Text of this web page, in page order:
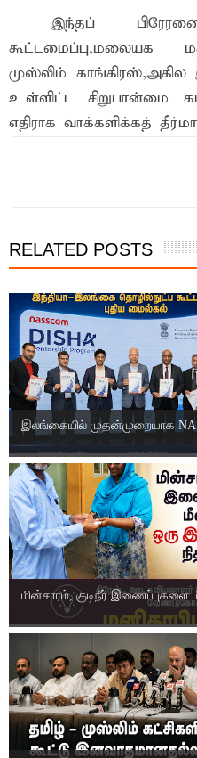
இந்தப்
கூட்டமைப்பு,மலையக
முஸ்லிம்
உள்ளிட்ட சிறுபான்மை
எதிராக வாக்களிக்கத்
RELATED POSTS
இலங்கையில் முதன்முறையாக
மின்சாரம், குடிநீர் இணைப்புகளை